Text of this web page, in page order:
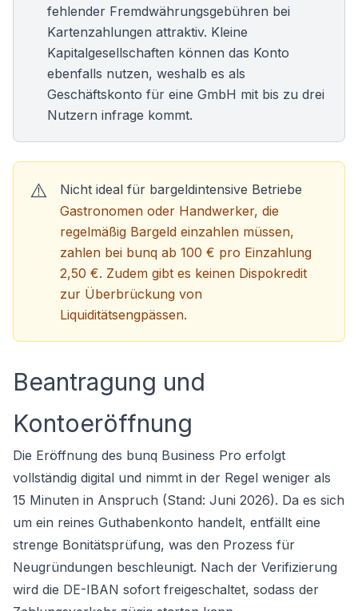
fehlender Fremdwährungsgebühren bei
Kartenzahlungen attraktiv. Kleine
Kapitalgesellschaften können das Konto
ebenfalls nutzen, weshalb es als
Geschäftskonto für eine GmbH mit bis zu drei
Nutzern infrage kommt.
Nicht ideal für bargeldintensive Betriebe
Gastronomen oder Handwerker, die
regelmäßig Bargeld einzahlen müssen,
zahlen bei bunq ab 100 € pro Einzahlung
2,50 €. Zudem gibt es keinen Dispokredit
zur Überbrückung von
Liquiditätsengpässen.
Beantragung und
Kontoeröffnung
Die Eröffnung des bunq Business Pro erfolgt
vollständig digital und nimmt in der Regel weniger als
15 Minuten in Anspruch (Stand: Juni 2026). Da es sich
um ein reines Guthabenkonto handelt, entfällt eine
strenge Bonitätsprüfung, was den Prozess für
Neugründungen beschleunigt. Nach der Verifizierung
wird die DE-IBAN sofort freigeschaltet, sodass der